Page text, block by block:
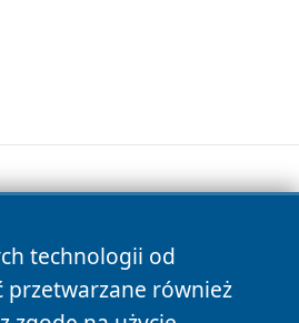
technologii od
przetwarzane również